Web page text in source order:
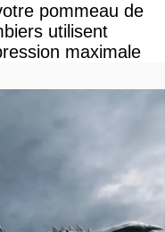
pommeau de
utilisent
maximale